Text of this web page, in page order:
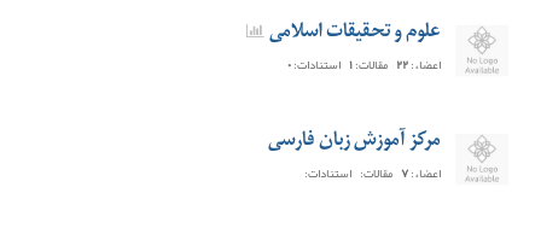
علوم و تحقیقات اسلامی
اعضاء:۲۲ مقالات:۱ استنادات:۰
مرکز آموزش زبان فارسی
اعضاء:۷ مقالات: استنادات: